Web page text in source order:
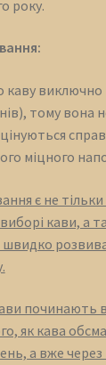
року.
виключно
тому вона
цінуються
міцного
є не
кави, а
швидко
починають
як кава
а вже